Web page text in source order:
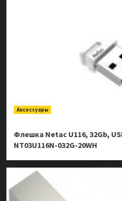
Аксессуары
Флешка Netac U116, 32Gb,
NT03U116N-032G-20WH